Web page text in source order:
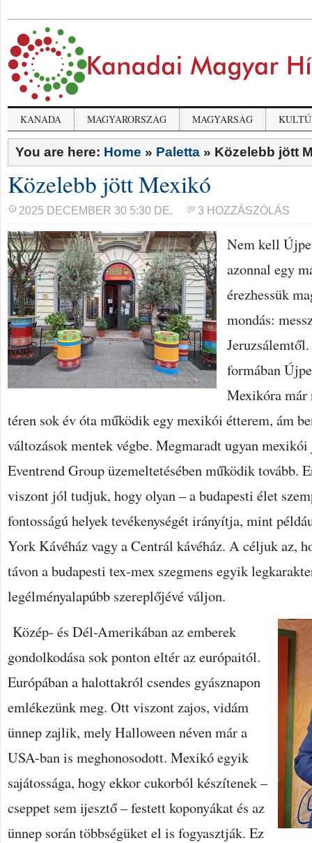
KANADA MAGYARORSZÁG MAGYARSÁG
You are here: Home » Paletta » Közelebb jött
Közelebb jött Mexikó
2025 DECEMBER 30 5:30 DE. 3 HOZZÁSZÓLÁS
Nem kell
azonnal egy
érezhessük
mondás:
formában
Mexikóra már
téren sok év óta működik egy mexikói étterem, ám
változások mentek végbe. Megmaradt ugyan
Eventrend Group üzemeltetésében működik tovább.
viszont jól tudjuk, hogy olyan – a budapesti élet
fontosságú helyek tevékenységét irányítja, mint
York Kávéház vagy a Centrál kávéház. A céljuk az,
távon a budapesti tex-mex szegmens egyik
legélményalapúbb szereplőjévé váljon.
Közép- és Dél-Amerikában az emberek
gondolkodása sok ponton eltér az európaitól.
Európában a halottakról csendes gyásznapon
emlékezünk meg. Ott viszont zajos, vidám
ünnep zajlik, mely Halloween néven már a
USA-ban is meghonosodott. Mexikó egyik
sajátossága, hogy ekkor cukorból készítenek –
cseppet sem ijesztő – festett koponyákat és az
ünnep során többségüket el is fogyasztják. Ez